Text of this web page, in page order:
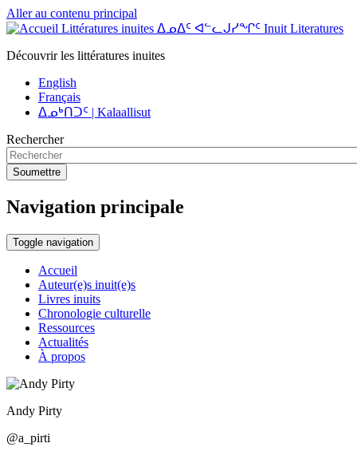
Aller au contenu principal
Littératures inuites ᐃᓄᐃᑦ ᐊᓪᓚᒍᓯᖏᑦ Inuit Literatures
Découvrir les littératures inuites
English
Français
ᐃᓄᒃᑎᑐᑦ | Kalaallisut
Rechercher
Soumettre
Navigation principale
Toggle navigation
Accueil
Auteur(e)s inuit(e)s
Livres inuits
Chronologie culturelle
Ressources
Actualités
À propos
Andy Pirty
@a_pirti